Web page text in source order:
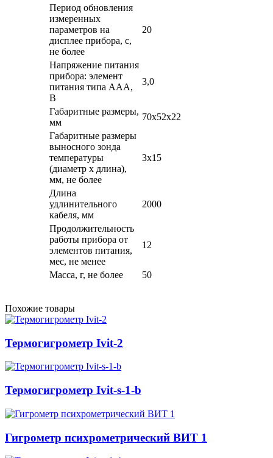
Период обновления
измеренных
параметров на
дисплее прибора, с,
не более
20
Напряжение питания
прибора: элемент
питания типа ААА,
В
3,0
Габаритные размеры,
мм
70х52х22
Габаритные размеры
выносного зонда
температуры
(диаметр х длина),
мм, не более
3х15
Длина
удлинительного
кабеля, мм
2000
Продолжительность
работы прибора от
элементов питания,
мес, не менее
12
Масса, г, не более 50
Похожие товары
Термогигрометр Ivit-2
Термогигрометр Ivit-s-1-b
Гигрометр психрометрический ВИТ 1